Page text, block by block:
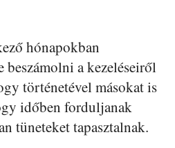
hónapokban
beszámolni a kezeléseiről
történetével másokat is
időben forduljanak
tüneteket tapasztalnak.